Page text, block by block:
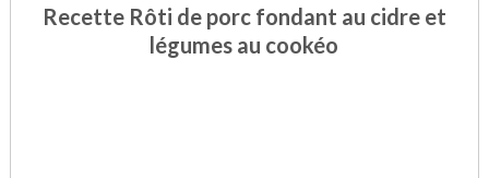
Recette Rôti de porc fondant au cidre et
légumes au cookéo